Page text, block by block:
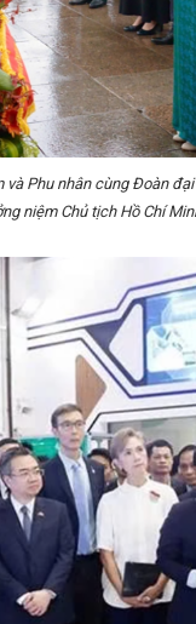
Phu nhân cùng Đoàn
niệm Chủ tịch Hồ Chí